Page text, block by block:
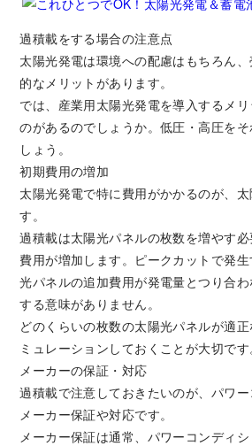
過積載をする場合の注意点
太陽光発電は環境への配慮はもちろん
的なメリットがあります。
では、産業用太陽光発電を導入するメ
のがあるのでしょうか。低圧・高圧を
しょう。
初期費用の増加
太陽光発電で特に費用がかかるのが、
す。
過積載は太陽光パネルの枚数を増やす
費用が増加します。ピークカットで発
光パネルの追加費用が発電量とつり合
する意味がありません。
どのくらいの枚数の太陽光パネルが適
ミュレーションしておくことが大切です
メーカーの保証・対応
過積載で注意しておきたいのが、パワ
メーカー保証や対応です。
メーカー保証は通常、パワーコンディ